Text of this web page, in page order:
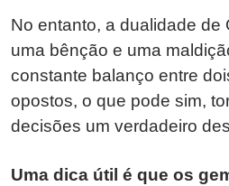
No entanto, a dualidade de
uma bênção e uma
constante balanço entre
opostos, o que pode sim,
decisões um verdadeiro
Uma dica útil é que os